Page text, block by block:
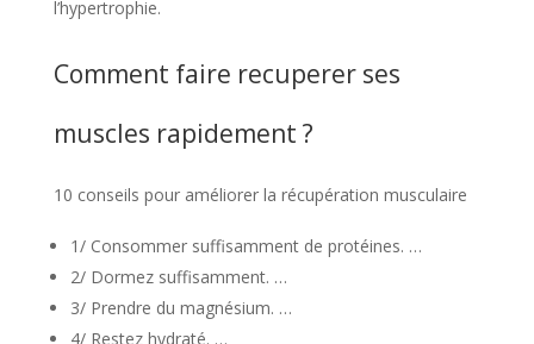
l’hypertrophie.
Comment faire recuperer ses
muscles rapidement ?
10 conseils pour améliorer la récupération musculaire
1/ Consommer suffisamment de protéines. …
2/ Dormez suffisamment. …
3/ Prendre du magnésium. …
4/ Restez hydraté. …